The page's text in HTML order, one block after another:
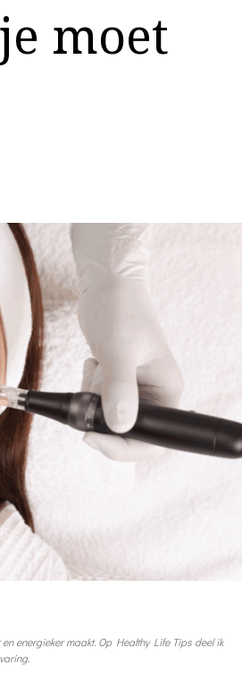
moet
energieker maakt. Op Healthy Life Tips deel ik